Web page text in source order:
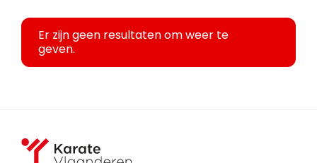
Er zijn geen resultaten om weer te
geven.